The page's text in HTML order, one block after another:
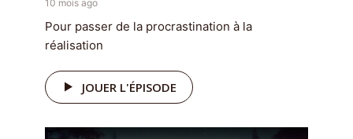
10 mois ago
Pour passer de la procrastination à la
réalisation
JOUER L'ÉPISODE